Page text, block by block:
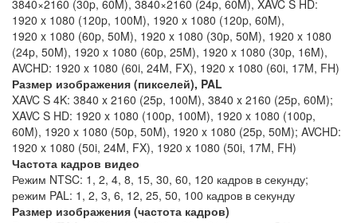
3840×2160 (30p, 60M), 3840×2160 (24p, 60M), XAVC S HD:
1920 x 1080 (120p, 100M), 1920 x 1080 (120p, 60M),
1920 x 1080 (60p, 50M), 1920 x 1080 (30p, 50M), 1920 x 1080
(24p, 50M), 1920 x 1080 (60p, 25M), 1920 x 1080 (30p, 16M),
AVCHD: 1920 x 1080 (60i, 24M, FX), 1920 x 1080 (60i, 17M, FH)
Размер изображения (пикселей), PAL
XAVC S 4K: 3840 x 2160 (25p, 100M), 3840 x 2160 (25p, 60M);
XAVC S HD: 1920 x 1080 (100p, 100M), 1920 x 1080 (100p,
60M), 1920 x 1080 (50p, 50M), 1920 x 1080 (25p, 50M); AVCHD:
1920 x 1080 (50i, 24M, FX), 1920 x 1080 (50i, 17M, FH)
Частота кадров видео
Режим NTSC: 1, 2, 4, 8, 15, 30, 60, 120 кадров в секунду;
режим PAL: 1, 2, 3, 6, 12, 25, 50, 100 кадров в секунду
Размер изображения (частота кадров)